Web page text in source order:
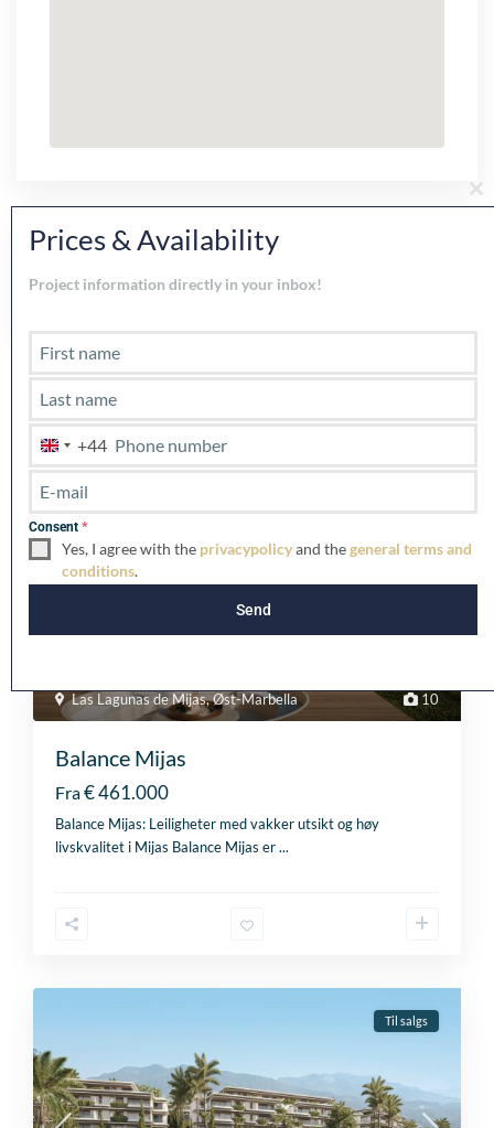
Plan een (virtueel) afspraak
Vergelijkbare vermeldingen
10
Las Lagunas de Mijas,Øst-Marbella
Balance Mijas
Fra€ 461.000
Balance Mijas: Leiligheter med vakker utsikt og høy
livskvalitet i Mijas Balance Mijas er...
Til salgs
Prices & Availability
Project information directly in your inbox!
U
n
i
t
e
d
K
o
m
+44
Consent *
Yes, I agree with the privacypolicyand thegeneral terms and
conditions.
Send